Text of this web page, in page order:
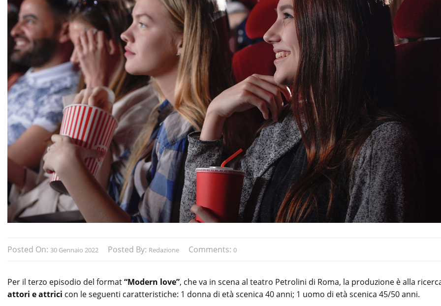
Posted On: 30 Gennaio 2022 Posted By: Redazione Comments: 0
Per il terzo episodio del format“Modern love”, che va in scena al teatro Petrolini di Roma, la produzione è alla
attori e attrici con le seguenti caratteristiche: 1 donna di età scenica 40 anni; 1 uomo di età scenica 45/50 anni.